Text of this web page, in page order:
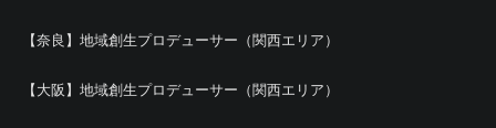
【奈良】地域創生プロデューサー（関西エリア）
【大阪】地域創生プロデューサー（関西エリア）